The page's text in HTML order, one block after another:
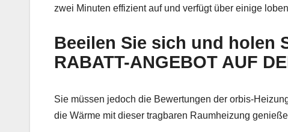
zwei Minuten effizient auf und verfügt über einige
Beeilen Sie sich und holen
RABATT-ANGEBOT AUF
Sie müssen jedoch die Bewertungen der orbis-
die Wärme mit dieser tragbaren Raumheizung